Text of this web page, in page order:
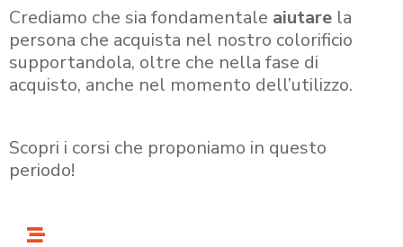
Crediamo che sia fondamentale aiutare la
persona che acquista nel nostro colorificio
supportandola, oltre che nella fase di
acquisto, anche nel momento dell’utilizzo.
Scopri i corsi che proponiamo in questo
periodo!